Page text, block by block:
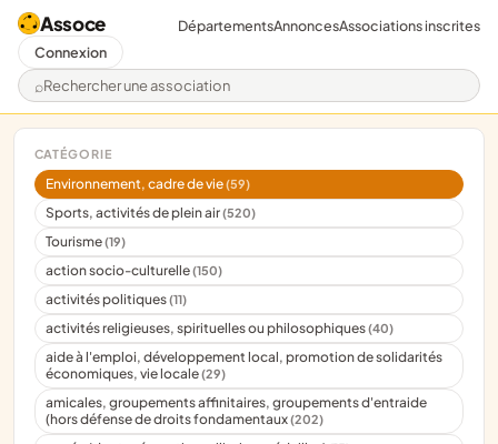
Assoce
Rechercher une association
DépartementsAnnoncesAssociations inscrites
Connexion
CATÉGORIE
Environnement, cadre de vie(59)
Sports, activités de plein air(520)
Tourisme(19)
action socio-culturelle(150)
activités politiques(11)
activités religieuses, spirituelles ou philosophiques(40)
aide à l'emploi, développement local, promotion de solidarités
économiques, vie locale(29)
amicales, groupements affinitaires, groupements d'entraide
(hors défense de droits fondamentaux(202)